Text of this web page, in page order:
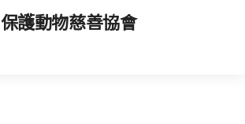
保護動物慈善協會